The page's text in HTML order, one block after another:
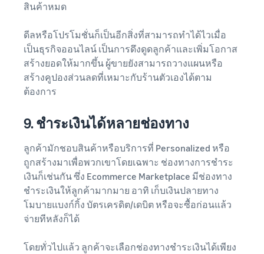
สินค้าหมด
ดีลหรือโปรโมชั่นก็เป็นอีกสิ่งที่สามารถทำได้ไวเมื่อ
เป็นธุรกิจออนไลน์ เป็นการดึงดูดลูกค้าและเพิ่มโอกาส
สร้างยอดให้มากขึ้น ผู้ขายยังสามารถวางแผนหรือ
สร้างคูปองส่วนลดที่เหมาะกับร้านตัวเองได้ตาม
ต้องการ
9. ชำระเงินได้หลายช่องทาง
ลูกค้ามักชอบสินค้าหรือบริการที่ Personalized หรือ
ถูกสร้างมาเพื่อพวกเขาโดยเฉพาะ ช่องทางการชำระ
เงินก็เช่นกัน ซึ่ง Ecommerce Marketplace มีช่องทาง
ชำระเงินให้ลูกค้ามากมาย อาทิ เก็บเงินปลายทาง
โมบายแบงก์กิ้ง บัตรเครดิต/เดบิต หรือจะซื้อก่อนแล้ว
จ่ายทีหลังก็ได้
โดยทั่วไปแล้ว ลูกค้าจะเลือกช่องทางชำระเงินได้เพียง